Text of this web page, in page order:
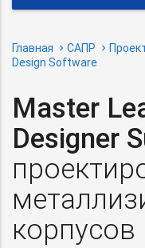
Главная САПР
Design Software
Master
Designer
корпусов